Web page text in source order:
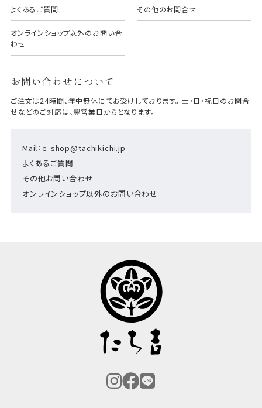
よくあるご質問 その他のお問合せ
オンラインショップ以外のお問い合
わせ
お問い合わせについて
Mail：e-shop@tachikichi.jp
よくあるご質問
その他お問い合わせ
オンラインショップ以外のお問い合わせ
ご注文は24時間、年中無休にてお受けしております。 土・日・祝日のお問合
せなどのご対応は、翌営業日からとなります。